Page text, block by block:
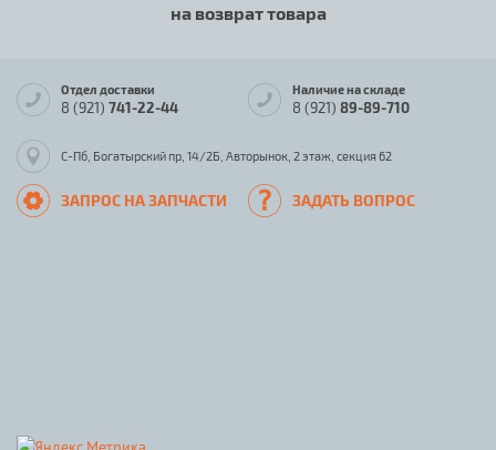
на возврат товара
Отдел доставки
8 (921) 741-22-44
Наличие на складе
8 (921) 89-89-710
С-Пб, Богатырский пр, 14/2Б, Авторынок, 2 этаж, секция 62
ЗАПРОС НА ЗАПЧАСТИ ЗАДАТЬ ВОПРОС